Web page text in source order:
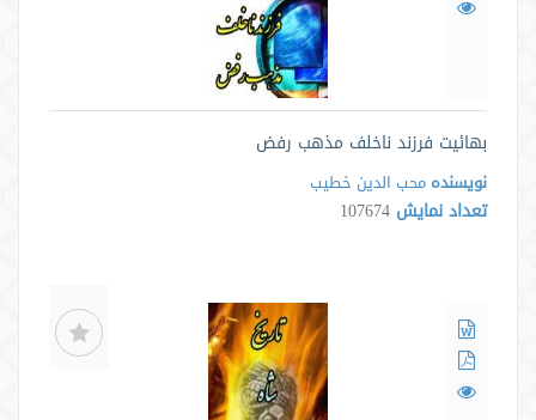
بهائیت فرزند ناخلف مذهب رفض
نویسنده محب الدین خطیب
تعداد نمایش 107674